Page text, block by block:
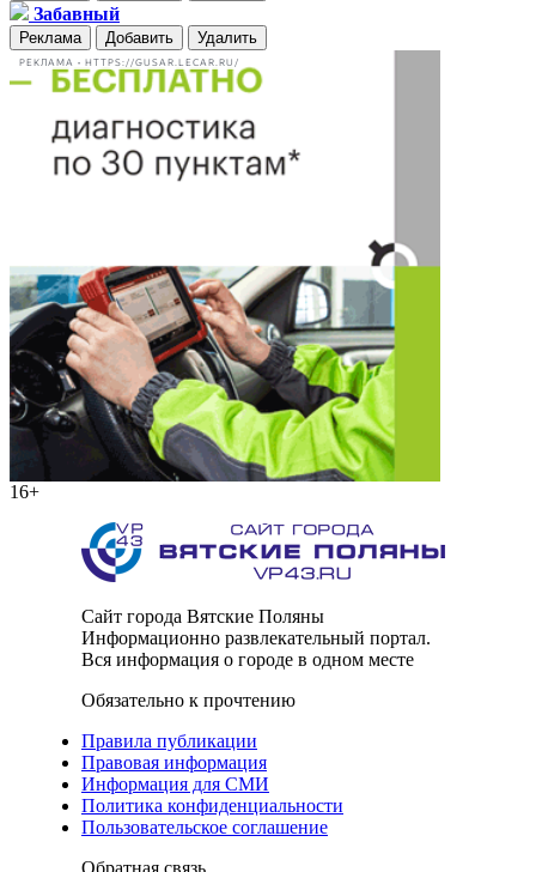
Забавный
Реклама Добавить Удалить
РЕКЛАМА • HTTPS://GUSAR.LECAR.RU/
16+
Сайт города Вятские Поляны
Информационно развлекательный портал.
Вся информация о городе в одном месте
Обязательно к прочтению
Правила публикации
Правовая информация
Информация для СМИ
Политика конфиденциальности
Пользовательское соглашение